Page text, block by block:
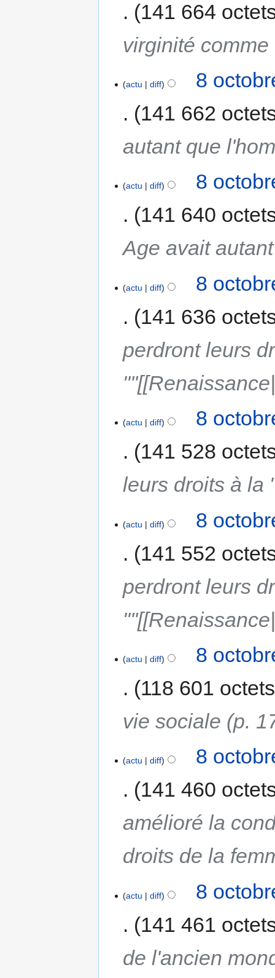
141 664
virginité
actu diff
8
141 662
autant que
actu diff
8
141 640
Age avait
actu diff
8
141 636
perdront leurs
actu diff
8
141 528
leurs droits à la
actu diff
8
141 552
perdront leurs
actu diff
8
118 601 octets
vie sociale (p.
actu diff
8
141 460
amélioré la
droits de la
actu diff
8
141 461
de l'ancien